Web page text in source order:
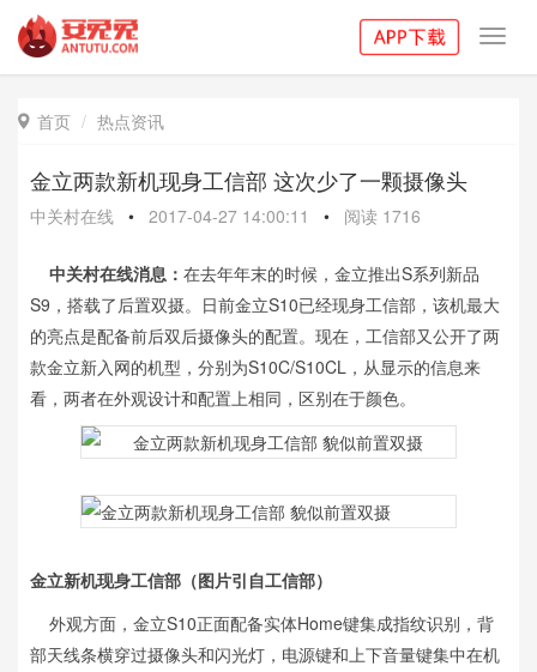
 首页 热点资讯
金立两款新机现身工信部 这次少了一颗摄像头
中关村在线 • 2017-04-27 14:00:11 • 阅读 1716
中关村在线消息： 在去年年末的时候，金立推出S系列新品
S9，搭载了后置双摄。日前金立S10已经现身工信部，该机最大
的亮点是配备前后双后摄像头的配置。现在，工信部又公开了两
款金立新入网的机型，分别为S10C/S10CL，从显示的信息来
看，两者在外观设计和配置上相同，区别在于颜色。
金立新机现身工信部（图片引自工信部）
外观方面，金立S10正面配备实体Home键集成指纹识别，背
部天线条横穿过摄像头和闪光灯，电源键和上下音量键集中在机